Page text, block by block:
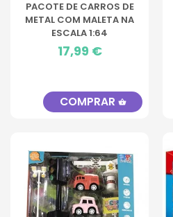
PACOTE DE CARROS DE
METAL COM MALETA NA
ESCALA 1:64
Preço
17,99 €
COMPRAR shopping_basket